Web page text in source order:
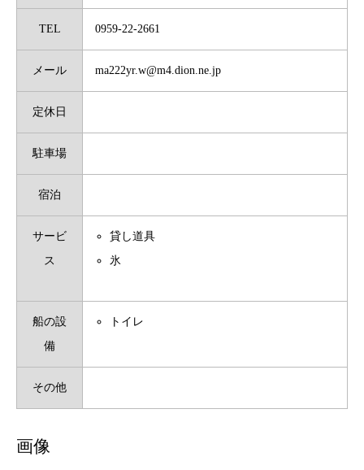
TEL 0959-22-2661
メール ma222yr.w@m4.dion.ne.jp
定休日
駐車場
宿泊
サービ
ス
貸し道具
氷
船の設
備
トイレ
その他
画像